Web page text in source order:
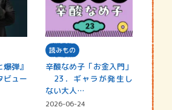
弾』
ビュー
読みもの
辛酸なめ子「お金入門」
23．ギャラが発生し
ない大人…
2026-06-24